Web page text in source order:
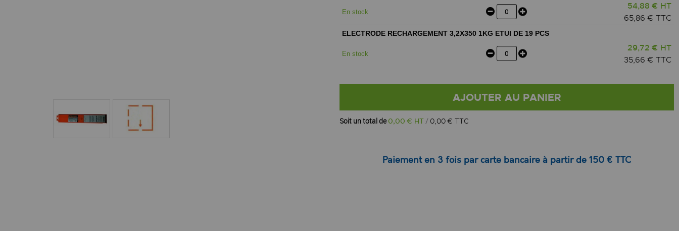
En stock
54,88 € HT
65,86 € TTC
ELECTRODE RECHARGEMENT 3,2X350 1KG ETUI DE 19 PCS
En stock
29,72 € HT
35,66 € TTC
AJOUTER AU PANIER
Soit un total de0,00 € HT 0,00€ TTC
Paiement en 3 fois par carte bancaire à partir de 150 € TTC